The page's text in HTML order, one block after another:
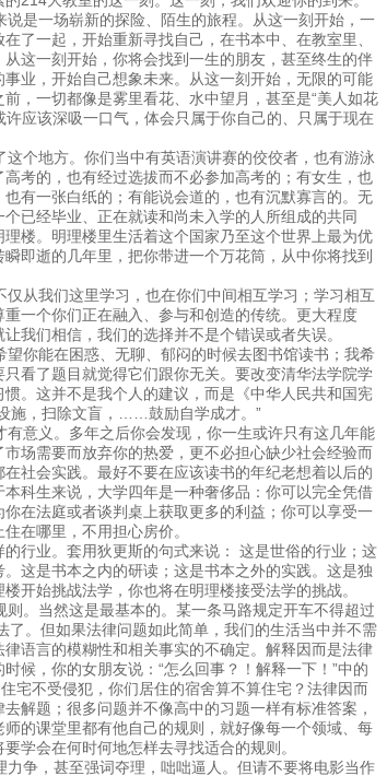
是一场崭新的探险、陌生的旅程。从这一刻开始，一
了一起，开始重新寻找自己，在书本中、在教室里、
这一刻开始，你将会找到一生的朋友，甚至终生的伴
业，开始自己想象未来。从这一刻开始，无限的可能
，一切都像是雾里看花、水中望月，甚至是“美人如花
许应该深吸一口气，体会只属于你自己的、只属于现在
个地方。你们当中有英语演讲赛的佼佼者，也有游泳
考的，也有经过选拔而不必参加高考的；有女生，也
有一张白纸的；有能说会道的，也有沉默寡言的。无
已经毕业、正在就读和尚未入学的人所组成的共同
楼。明理楼里生活着这个国家乃至这个世界上最为优
即逝的几年里，把你带进一个万花筒，从中你将找到
从我们这里学习，也在你们中间相互学习；学习相互
一个你们正在融入、参与和创造的传统。更大程度
我们相信，我们的选择并不是个错误或者失误。
你能在困惑、无聊、郁闷的时候去图书馆读书；我希
看了题目就觉得它们跟你无关。要改变清华法学院学
。这并不是我个人的建议，而是《中华人民共和国宪
施，扫除文盲，……鼓励自学成才。”
意义。多年之后你会发现，你一生或许只有这几年能
场需要而放弃你的热爱，更不必担心缺少社会经验而
社会实践。最好不要在应该读书的年纪老想着以后的
科生来说，大学四年是一种奢侈品：你可以完全凭借
在法庭或者谈判桌上获取更多的利益；你可以享受一
在哪里，不用担心房价。
行业。套用狄更斯的句式来说： 这是世俗的行业；这
这是书本之内的研读；这是书本之外的实践。这是独
开始挑战法学，你也将在明理楼接受法学的挑战。
。当然这是最基本的。某一条马路规定开车不得超过
。但如果法律问题如此简单，我们的生活当中并不需
语言的模糊性和相关事实的不确定。解释因而是法律
候，你的女朋友说：“怎么回事？！解释一下！”中的
宅不受侵犯，你们居住的宿舍算不算住宅？法律因而
解题；很多问题并不像高中的习题一样有标准答案，
的课堂里都有他自己的规则，就好像每一个领域、每
学会在何时何地怎样去寻找适合的规则。
争，甚至强词夺理，咄咄逼人。但请不要将电影当作